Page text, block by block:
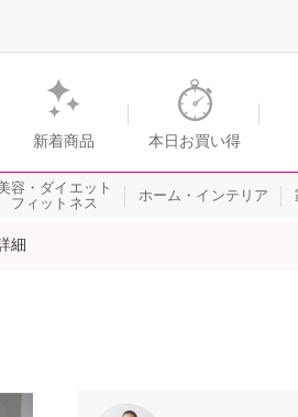
ショッピングのショップチャンネル
新着商品 本日お買い得
容・ダイエット
フィットネス
ホーム・インテリア
細